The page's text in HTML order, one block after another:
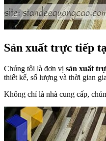
Sản xuất trực tiếp
Chúng tôi là đơn vị sản xuất
thiết kế, số lượng và thời gian
Không chỉ là nhà cung cấp,